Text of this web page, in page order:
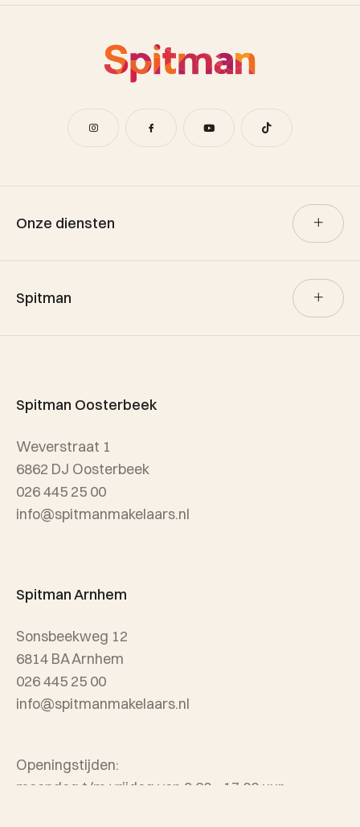
Onze diensten
Aankoop
Spitman
Referenties
Wijken
Spitman Oosterbeek
Weverstraat 1
6862 DJ Oosterbeek
026 445 25 00
info@spitmanmakelaars.nl
Spitman Arnhem
Sonsbeekweg 12
6814 BA Arnhem
026 445 25 00
info@spitmanmakelaars.nl
Openingstijden:
maandag t/m vrijdag van 8.30 - 17.00 uur